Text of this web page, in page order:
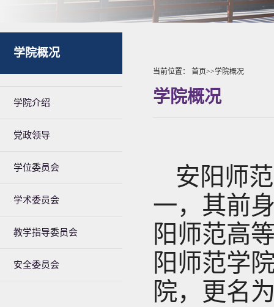
学院概况
学院介绍
党政领导
学位委员会
学术委员会
教学指导委员会
安全委员会
当前位置： 首页>>学院概况
学院概况
安阳师
一，其前
阳师范高
阳师范学
院，更名